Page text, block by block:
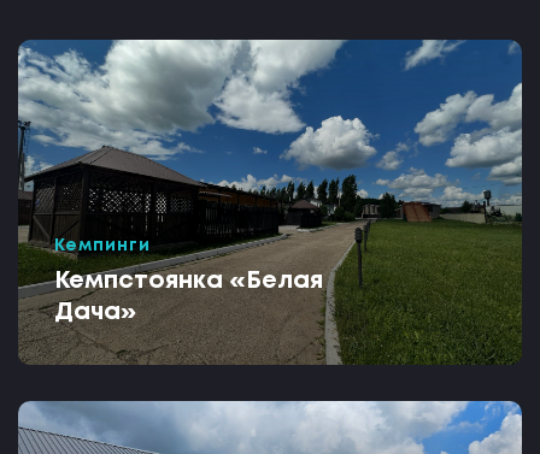
Кемпинги
Кемпстоянка «Белая
Дача»